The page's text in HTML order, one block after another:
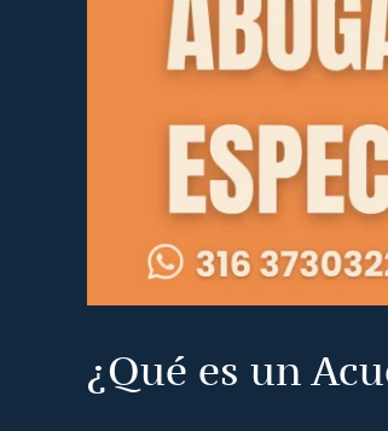
¿Qué es un